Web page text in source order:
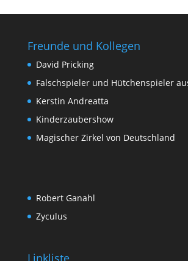
Freunde und Kollegen
David Pricking
Falschspieler und Hütchenspieler
Kerstin Andreatta
Kinderzaubershow
Magischer Zirkel von Deutschland
Robert Ganahl
Zyculus